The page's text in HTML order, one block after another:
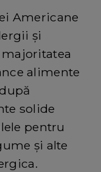
Americane
și
alimente
solide
pentru
și alte